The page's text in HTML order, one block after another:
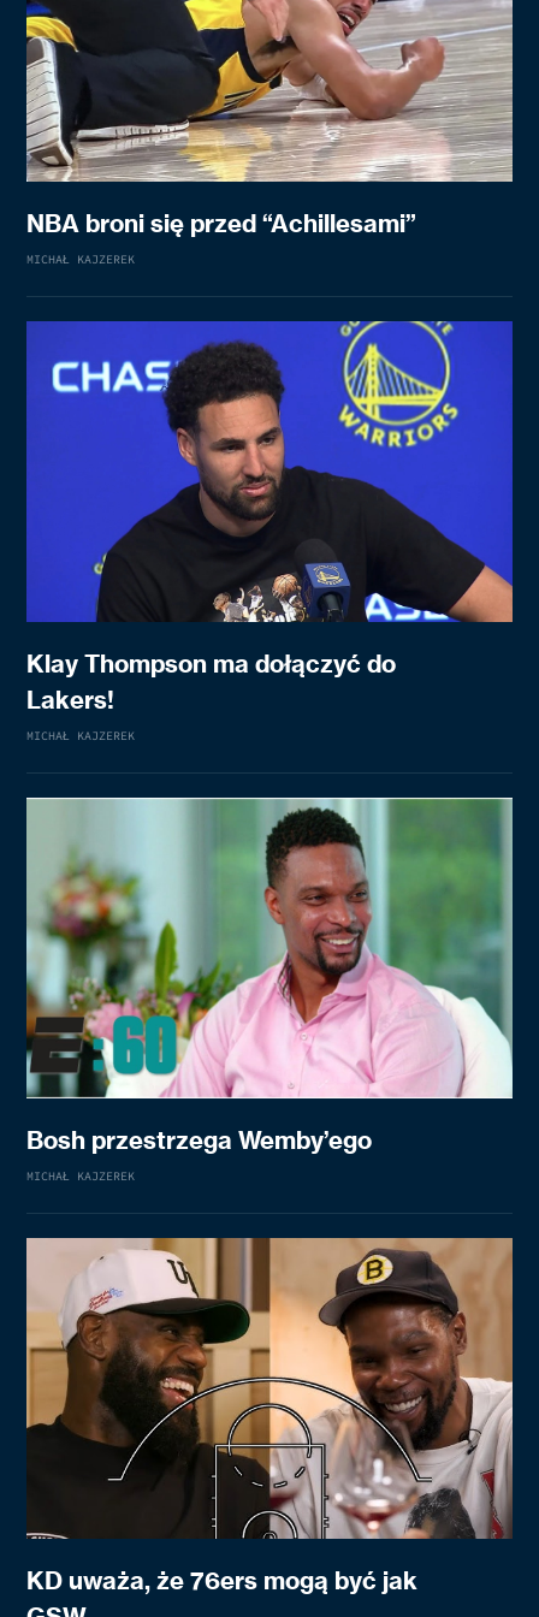
NBA broni się przed “Achillesami”
MICHAŁ KAJZEREK
Klay Thompson ma dołączyć do
Lakers!
MICHAŁ KAJZEREK
Bosh przestrzega Wemby’ego
MICHAŁ KAJZEREK
KD uważa, że 76ers mogą być jak